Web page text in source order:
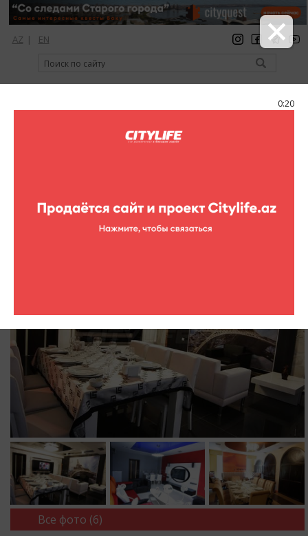
0:20
AZ | EN
регистрация вход Citylife Magazine
Anazya
Все фото (6)